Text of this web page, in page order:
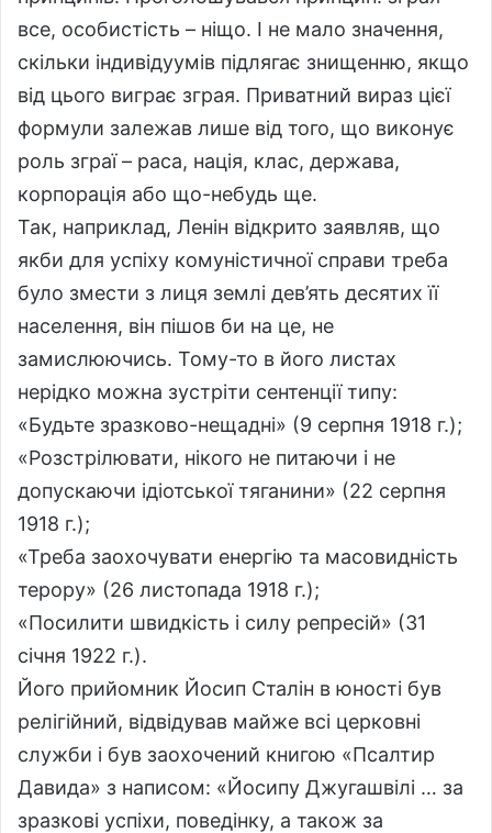
все, особистість – ніщо. І не мало значення,
скільки індивідуумів підлягає знищенню, якщо
від цього виграє зграя. Приватний вираз цієї
формули залежав лише від того, що виконує
роль зграї – раса, нація, клас, держава,
корпорація або що-небудь ще.
Так, наприклад, Ленін відкрито заявляв, що
якби для успіху комуністичної справи треба
було змести з лиця землі дев’ять десятих її
населення, він пішов би на це, не
замислюючись. Тому-то в його листах
нерідко можна зустріти сентенції типу:
«Будьте зразково-нещадні» (9 серпня 1918 г.);
«Розстрілювати, нікого не питаючи і не
допускаючи ідіотської тяганини» (22 серпня
1918 г.);
«Треба заохочувати енергію та масовидність
терору» (26 листопада 1918 г.);
«Посилити швидкість і силу репресій» (31
січня 1922 г.).
Його прийомник Йосип Сталін в юності був
релігійний, відвідував майже всі церковні
служби і був заохочений книгою «Псалтир
Давида» з написом: «Йосипу Джугашвілі … за
зразкові успіхи, поведінку, а також за